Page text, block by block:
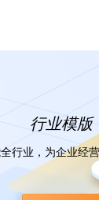
行业模版
行业，为企业经